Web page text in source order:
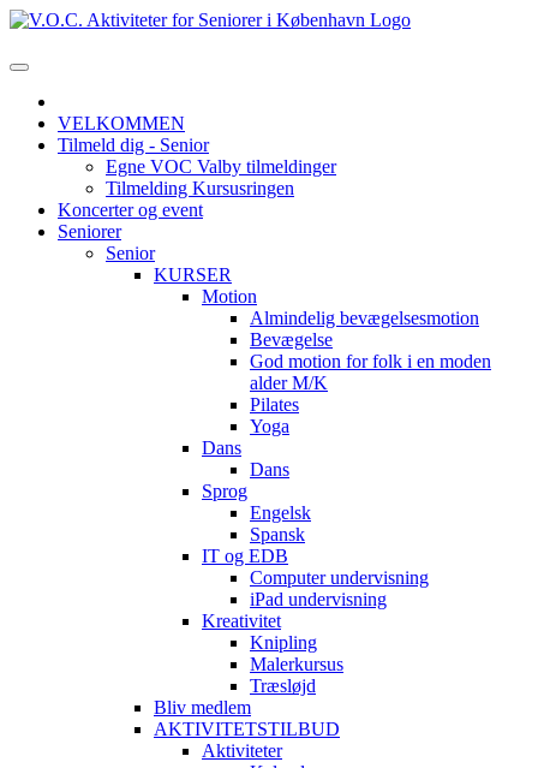
VELKOMMEN
Tilmeld dig - Senior
Egne VOC Valby tilmeldinger
Tilmelding Kursusringen
Koncerter og event
Seniorer
Senior
KURSER
Motion
Almindelig bevægelsesmotion
Bevægelse
God motion for folk i en moden
alder M/K
Pilates
Yoga
Dans
Dans
Sprog
Engelsk
Spansk
IT og EDB
Computer undervisning
iPad undervisning
Kreativitet
Knipling
Malerkursus
Træsløjd
Bliv medlem
AKTIVITETSTILBUD
Aktiviteter